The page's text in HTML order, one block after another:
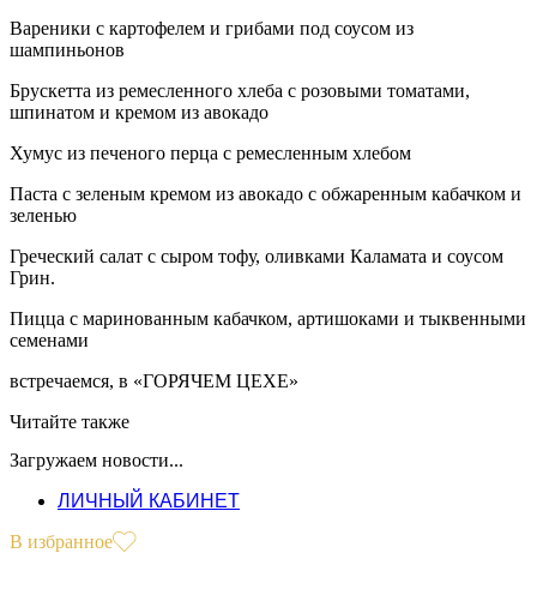
Вареники с картофелем и грибами под соусом из
шампиньонов
Брускетта из ремесленного хлеба с розовыми томатами,
шпинатом и кремом из авокадо
Хумус из печеного перца с ремесленным хлебом
Паста с зеленым кремом из авокадо с обжаренным кабачком и
зеленью
Греческий салат с сыром тофу, оливками Каламата и соусом
Грин.
Пицца с маринованным кабачком, артишоками и тыквенными
семенами
встречаемся, в «ГОРЯЧЕМ ЦЕХЕ»
Читайте также
Загружаем новости...
ЛИЧНЫЙ КАБИНЕТ
В избранное